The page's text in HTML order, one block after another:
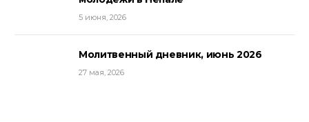
5 июня, 2026
Молитвенный дневник, июнь 2026
27 мая, 2026